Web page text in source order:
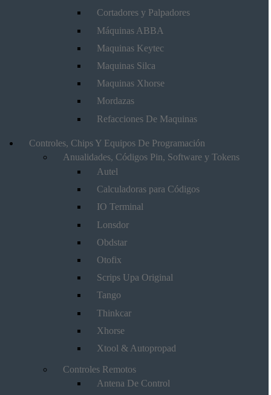
Cortadores y Palpadores
Máquinas ABBA
Maquinas Keytec
Maquinas Silca
Maquinas Xhorse
Mordazas
Refacciones De Maquinas
Controles, Chips Y Equipos De Programación
Anualidades, Códigos Pin, Software y Tokens
Autel
Calculadoras para Códigos
IO Terminal
Lonsdor
Obdstar
Otofix
Scrips Upa Original
Tango
Thinkcar
Xhorse
Xtool & Autopropad
Controles Remotos
Antena De Control